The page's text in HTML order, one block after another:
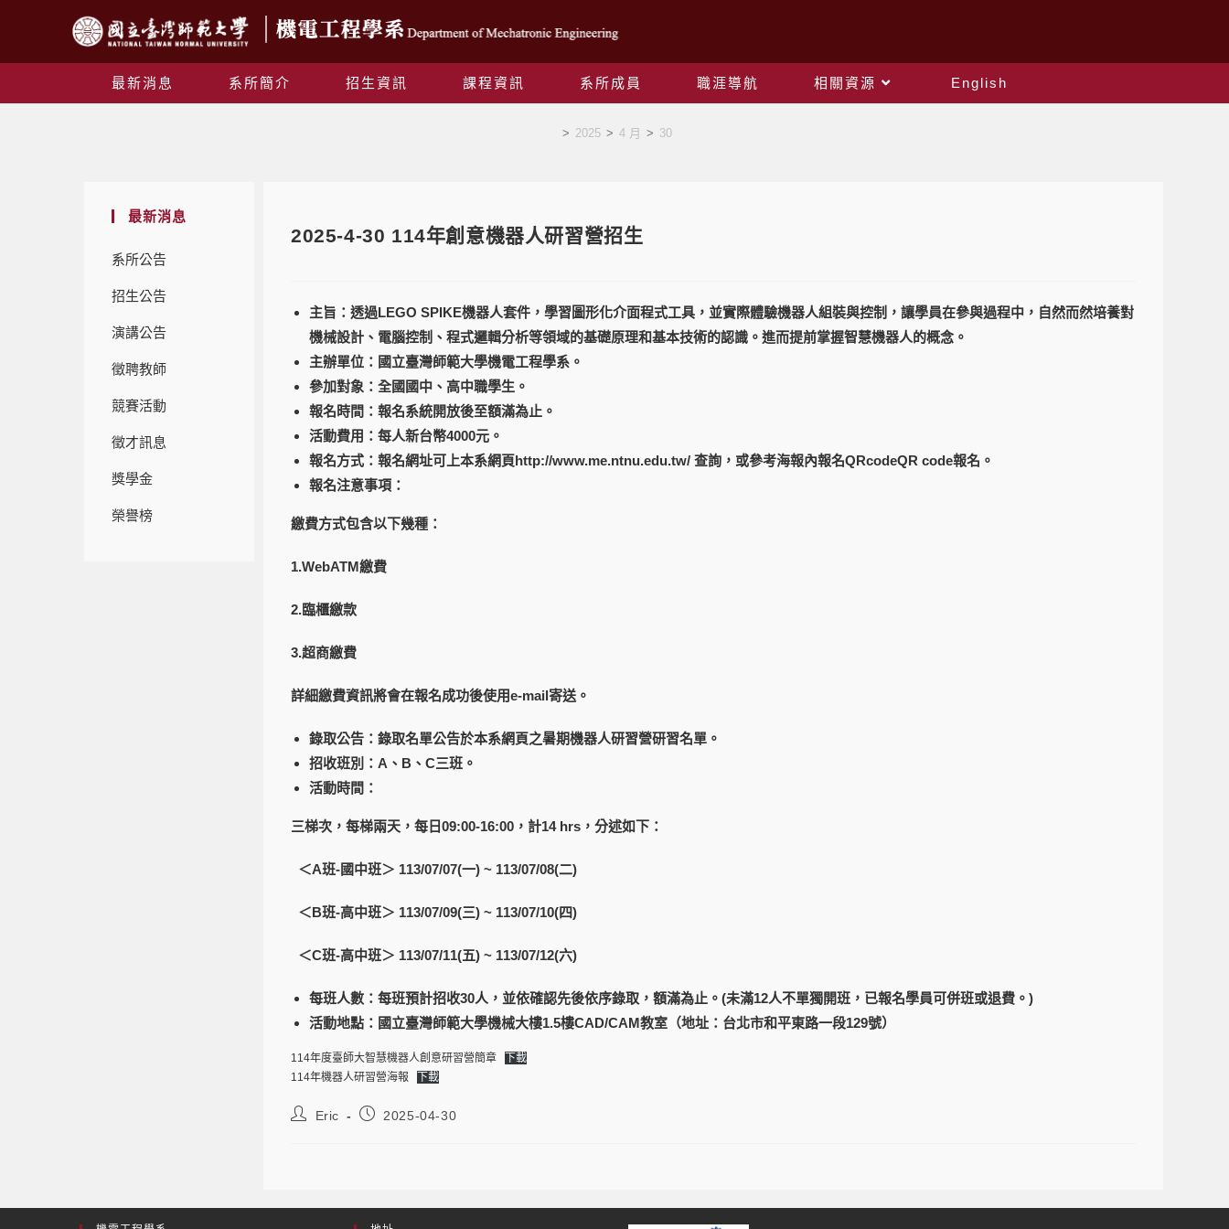
最新消息 系所簡介 招生資訊 課程資訊 系所成員 職涯導航 相關資源
English
> 2025 > 4 月 > 30
最新消息
系所公告
招生公告
演講公告
徵聘教師
競賽活動
徵才訊息
獎學金
榮譽榜
2025-4-30 114年創意機器人研習營招生
主旨：透過LEGO SPIKE機器人套件，學習圖形化介面程式工具，並實際體驗機器人組裝與控制，讓學員在參與過程中，自然而然培養對
機械設計、電腦控制、程式邏輯分析等領域的基礎原理和基本技術的認識。進而提前掌握智慧機器人的概念。
主辦單位：國立臺灣師範大學機電工程學系。
參加對象：全國國中、高中職學生。
報名時間：報名系統開放後至額滿為止。
活動費用：每人新台幣4000元。
報名方式：報名網址可上本系網頁http://www.me.ntnu.edu.tw/ 查詢，或參考海報內報名QRcodeQR code報名。
報名注意事項：
繳費方式包含以下幾種：
1.WebATM繳費
2.臨櫃繳款
3.超商繳費
詳細繳費資訊將會在報名成功後使用e-mail寄送。
錄取公告：錄取名單公告於本系網頁之暑期機器人研習營研習名單。
招收班別：A、B、C三班。
活動時間：
三梯次，每梯兩天，每日09:00-16:00，計14 hrs，分述如下：
＜A班-國中班＞ 113/07/07(一) ~ 113/07/08(二)
＜B班-高中班＞ 113/07/09(三) ~ 113/07/10(四)
＜C班-高中班＞ 113/07/11(五) ~ 113/07/12(六)
每班人數：每班預計招收30人，並依確認先後依序錄取，額滿為止。(未滿12人不單獨開班，已報名學員可併班或退費。)
活動地點：國立臺灣師範大學機械大樓1.5樓CAD/CAM教室（地址：台北市和平東路一段129號）
114年度臺師大智慧機器人創意研習營簡章
下載
114年機器人研習營海報
下載
Eric 2025-04-30